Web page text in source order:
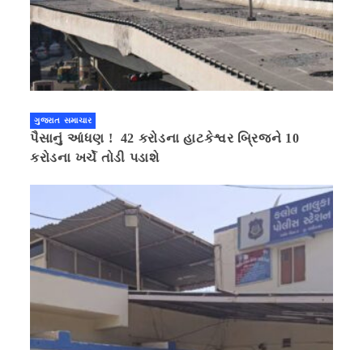
ગુજરાત સમાચાર
પૈસાનું આંધણ ! 42 કરોડના હાટકેશ્વર બ્રિજને 10
કરોડના ખર્ચે તોડી પડાશે